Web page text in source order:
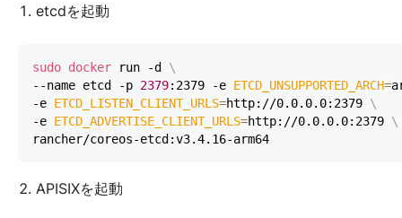
etcdを起動
sudo docker run -d \
--name etcd -p 2379:2379 -e ETCD_UNSUPPORTED_ARCH=
-e ETCD_LISTEN_CLIENT_URLS=http://0.0.0.0:2379 \
-e ETCD_ADVERTISE_CLIENT_URLS=http://0.0.0.0:2379 \
APISIXを起動